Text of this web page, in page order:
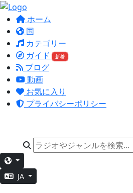
ホーム
国
カテゴリー
ガイド
新着
ブログ
動画
お気に入り
プライバシーポリシー
JA